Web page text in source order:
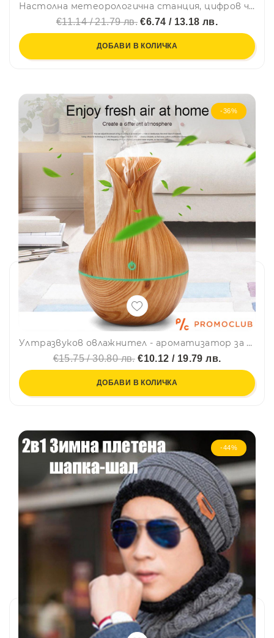
Настолна метеорологична станция, цифров часовник TH-100- термометър, хигрометър
€11.14 / 21.79 лв. €6.74 / 13.18 лв.
ДОБАВИ В КОЛИЧКА
-36%
Ултразвуков овлажнител - ароматизатор за въздух AIR COMPACT WOOD, 150 мл
€15.75 / 30.80 лв.€10.12 / 19.79 лв.
ДОБАВИ В КОЛИЧКА
-44%